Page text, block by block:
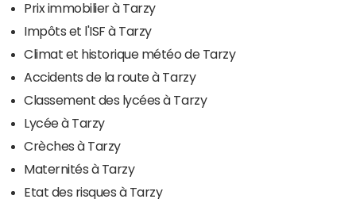
Prix immobilier à Tarzy
Impôts et l'ISF à Tarzy
Climat et historique météo de Tarzy
Accidents de la route à Tarzy
Classement des lycées à Tarzy
Lycée à Tarzy
Crèches à Tarzy
Maternités à Tarzy
Etat des risques à Tarzy